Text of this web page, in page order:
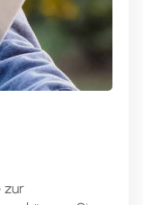
zur